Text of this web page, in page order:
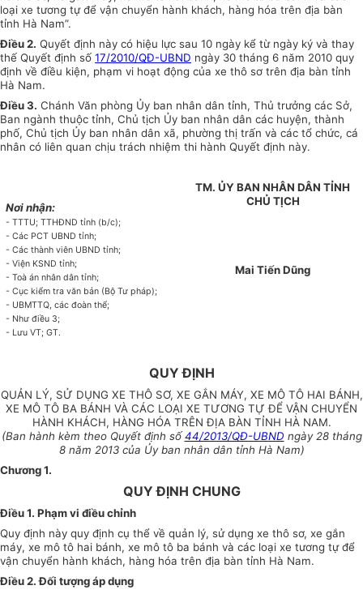
loại xe tương tự để vận chuyển hành khách, hàng hóa trên địa bàn
tỉnh Hà Nam”.
Điều 2. Quyết định này có hiệu lực sau 10 ngày kể từ ngày ký và thay
thế Quyết định số 17/2010/QĐ-UBND ngày 30 tháng 6 năm 2010 quy
định về điều kiện, phạm vi hoạt động của xe thô sơ trên địa bàn tỉnh
Hà Nam.
Điều 3. Chánh Văn phòng Ủy ban nhân dân tỉnh, Thủ trưởng các Sở,
Ban ngành thuộc tỉnh, Chủ tịch Ủy ban nhân dân các huyện, thành
phố, Chủ tịch Ủy ban nhân dân xã, phường thị trấn và các tổ chức, cá
nhân có liên quan chịu trách nhiệm thi hành Quyết định này.
Nơi nhận:
- TTTU; TTHĐND tỉnh (b/c);
- Các PCT UBND tỉnh;
- Các thành viên UBND tỉnh;
- Viện KSND tỉnh;
- Toà án nhân dân tỉnh;
- Cục kiểm tra văn bản (Bộ Tư pháp);
- UBMTTQ, các đoàn thể;
- Như điều 3;
- Lưu VT; GT.
TM. ỦY BAN NHÂN DÂN TỈNH
CHỦ TỊCH
Mai Tiến Dũng
QUY ĐỊNH
QUẢN LÝ, SỬ DỤNG XE THÔ SƠ, XE GẮN MÁY, XE MÔ TÔ HAI BÁNH,
XE MÔ TÔ BA BÁNH VÀ CÁC LOẠI XE TƯƠNG TỰ ĐỂ VẬN CHUYỂN
HÀNH KHÁCH, HÀNG HÓA TRÊN ĐỊA BÀN TỈNH HÀ NAM.
(Ban hành kèm theo Quyết định số44/2013/QĐ-UBND ngày 28 tháng
8 năm 2013 của Ủy ban nhân dân tỉnh Hà Nam)
Chương 1.
QUY ĐỊNH CHUNG
Điều 1. Phạm vi điều chỉnh
Quy định này quy định cụ thể về quản lý, sử dụng xe thô sơ, xe gắn
máy, xe mô tô hai bánh, xe mô tô ba bánh và các loại xe tương tự để
vận chuyển hành khách, hàng hóa trên địa bàn tỉnh Hà Nam.
Điều 2. Đối tượng áp dụng